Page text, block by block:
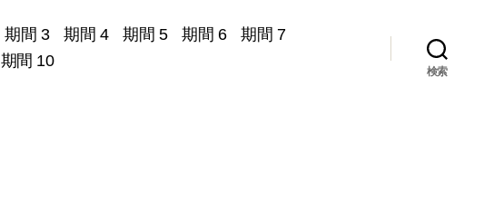
期間 3 期間 4 期間 5 期間 6
期間 7
期間 10
検索